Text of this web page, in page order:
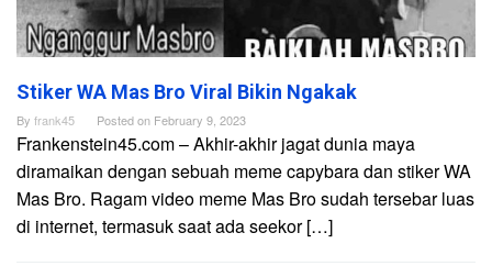
Stiker WA Mas Bro Viral Bikin Ngakak
By frank45 Posted on February 9, 2023
Frankenstein45.com – Akhir-akhir jagat dunia maya
diramaikan dengan sebuah meme capybara dan stiker WA
Mas Bro. Ragam video meme Mas Bro sudah tersebar luas
di internet, termasuk saat ada seekor […]